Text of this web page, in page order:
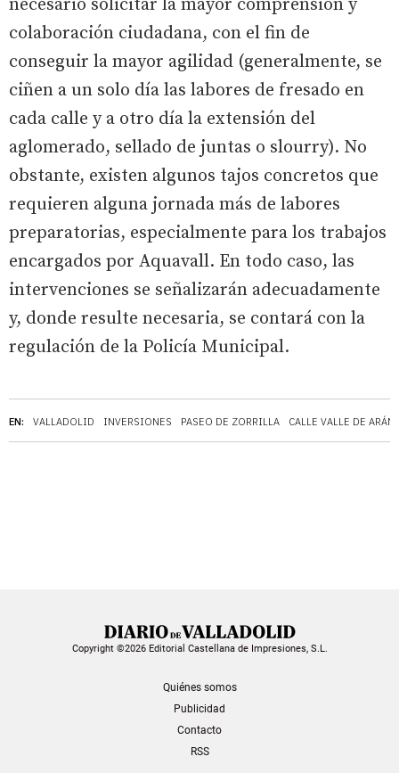
EN: VALLADOLID INVERSIONES PASEO DE ZORRILLA CALLE VALLE DE ARÁN
necesario solicitar la mayor comprensión y
colaboración ciudadana, con el fin de
conseguir la mayor agilidad (generalmente, se
ciñen a un solo día las labores de fresado en
cada calle y a otro día la extensión del
aglomerado, sellado de juntas o slourry). No
obstante, existen algunos tajos concretos que
requieren alguna jornada más de labores
preparatorias, especialmente para los trabajos
encargados por Aquavall. En todo caso, las
intervenciones se señalizarán adecuadamente
y, donde resulte necesaria, se contará con la
regulación de la Policía Municipal.
Copyright ©2026 Editorial Castellana de Impresiones, S.L.
Quiénes somos
Publicidad
Contacto
RSS